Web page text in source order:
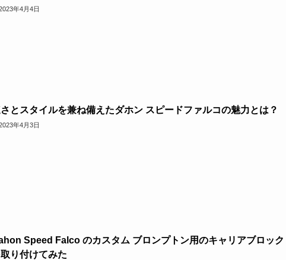
年4月4日
とスタイルを兼ね備えたダホン スピードファルコの魅力とは？
年4月3日
Speed Falco のカスタム ブロンプトン用のキャリアブロック
り付けてみた